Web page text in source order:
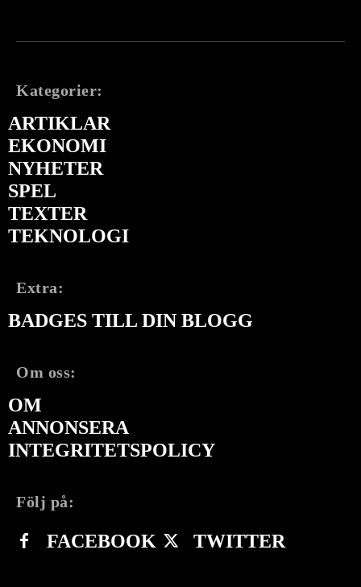
Kategorier:
ARTIKLAR
EKONOMI
NYHETER
SPEL
TEXTER
TEKNOLOGI
Extra:
BADGES TILL DIN BLOGG
Om oss:
OM
ANNONSERA
INTEGRITETSPOLICY
Följ på:
FACEBOOK TWITTER